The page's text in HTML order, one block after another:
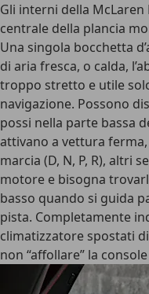
Gli interni della
centrale della plancia
Una singola bocchetta
di aria fresca, o calda,
troppo stretto e utile
navigazione. Possono
possi nella parte bassa
attivano a vettura
marcia (D, N, P, R), altri
motore e bisogna
basso quando si guida
pista. Completamente
climatizzatore spostati
non “affollare” la